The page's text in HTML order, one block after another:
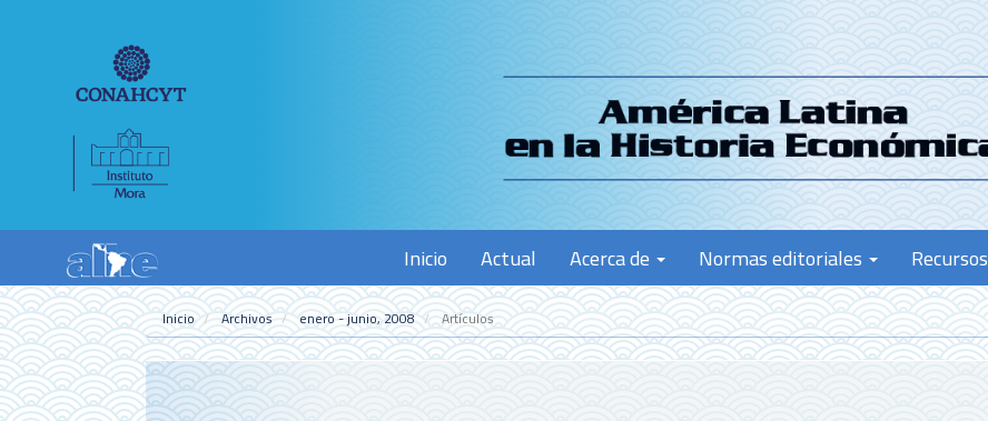
Contenido
Barra
Inicio Actual Acerca de Normas editoriales Recursos
Inicio Archivos enero - junio, 2008 Artículos